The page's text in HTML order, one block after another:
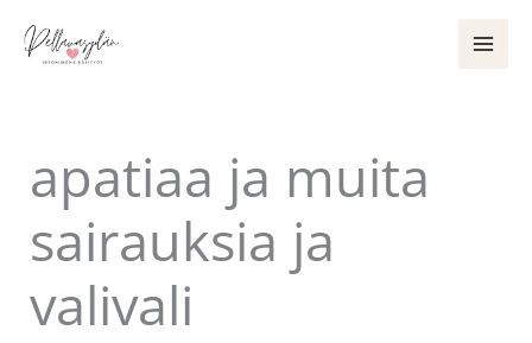
sisältöön
apatiaa ja muita
sairauksia ja
valivali